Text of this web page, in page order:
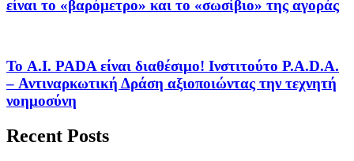
είναι το «βαρόμετρο» και το «σωσίβιο» της αγοράς
Το A.I. PADA είναι διαθέσιμο! Ινστιτούτο P.A.D.A.
– Αντιναρκωτική Δράση αξιοποιώντας την τεχνητή
νοημοσύνη
Recent Posts